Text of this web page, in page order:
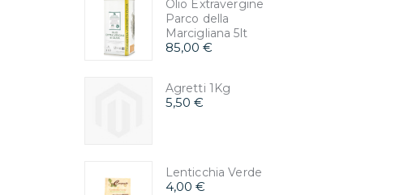
Olio Extravergine
Parco della
Marcigliana 5lt
85,00 €
Agretti 1Kg
5,50 €
Lenticchia Verde
4,00 €